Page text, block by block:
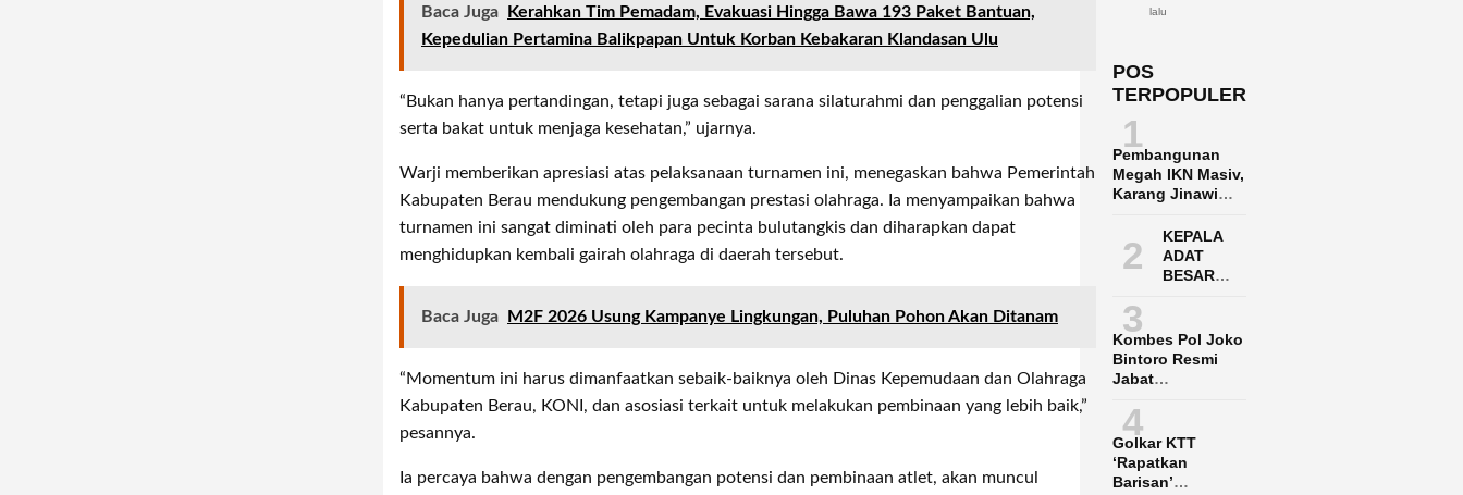
Baca Juga
Kerahkan Tim Pemadam, Evakuasi Hingga Bawa 193 Paket Bantuan,
Kepedulian Pertamina Balikpapan Untuk Korban Kebakaran Klandasan Ulu
“Bukan hanya pertandingan, tetapi juga sebagai sarana silaturahmi dan penggalian potensi
serta bakat untuk menjaga kesehatan,” ujarnya.
Warji memberikan apresiasi atas pelaksanaan turnamen ini, menegaskan bahwa Pemerintah
Kabupaten Berau mendukung pengembangan prestasi olahraga. Ia menyampaikan bahwa
turnamen ini sangat diminati oleh para pecinta bulutangkis dan diharapkan dapat
menghidupkan kembali gairah olahraga di daerah tersebut.
Baca Juga M2F 2026 Usung Kampanye Lingkungan, Puluhan Pohon Akan Ditanam
“Momentum ini harus dimanfaatkan sebaik-baiknya oleh Dinas Kepemudaan dan Olahraga
Kabupaten Berau, KONI, dan asosiasi terkait untuk melakukan pembinaan yang lebih baik,”
pesannya.
Ia percaya bahwa dengan pengembangan potensi dan pembinaan atlet, akan muncul
lalu
POS
TERPOPULER
1
Pembangunan
Megah IKN Masiv,
Karang Jinawi
Menunggu
Infrastruktur
2
KEPALA
ADAT
BESAR
ADUKAN
POLRES
3
Kombes Pol Joko
Bintoro Resmi
Jabat
Polda Kaltara
4
Golkar KTT
‘Rapatkan
Barisan’